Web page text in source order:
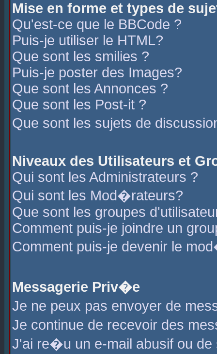
Mise en forme et types de
Qu'est-ce que le BBCode ?
Puis-je utiliser le HTML?
Que sont les smilies ?
Puis-je poster des Images?
Que sont les Annonces ?
Que sont les Post-it ?
Que sont les sujets de
Niveaux des Utilisateurs et
Qui sont les Administrateurs ?
Qui sont les Mod�rateurs?
Que sont les groupes
Comment puis-je joindre un
Comment puis-je devenir le
Messagerie Priv�e
Je ne peux pas envoyer de
Je continue de recevoir des
J'ai re�u un e-mail abusif ou de